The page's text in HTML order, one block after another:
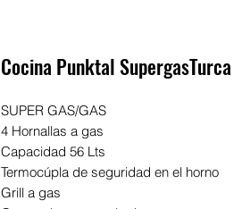
Cocina Punktal SupergasTurca
SUPER GAS/GAS
4 Hornallas a gas
Capacidad 56 Lts
Termocúpla de seguridad en el horno
Grill a gas